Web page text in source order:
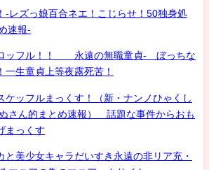
-レズっ娘百合ネエ！こじらせ！50独身処
速報-
ロッフル！！ 永遠の無職童貞- ぼっちな
一生童貞上等夜露死苦！
ケッフルまっくす！（新・ナンノひゃくし
さん的まとめ速報） 話題な事件からおも
まっくす
と美少女キャラだいすき永遠の非リア充・